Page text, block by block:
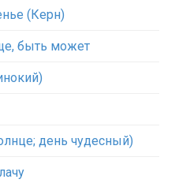
(Керн)
быть может
день чудесный)